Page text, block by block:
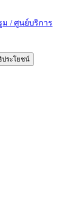
/ ศูนย์บริการ
ประโยชน์